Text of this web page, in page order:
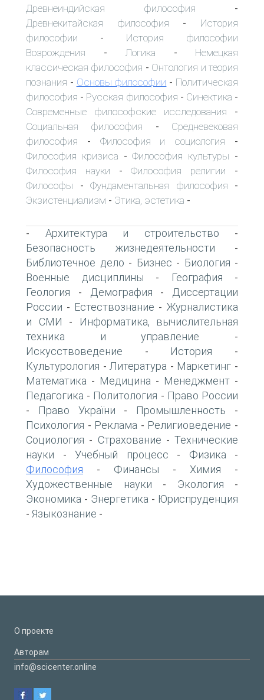
Древнеиндийская философия -
Древнекитайская философия - История
философии - История философии
Возрождения - Логика - Немецкая
классическая философия - Онтология и теория
познания - Основы философии - Политическая
философия - Русская философия - Синектика -
Современные философские исследования -
Социальная философия - Средневековая
философия - Философия и социология -
Философия кризиса -Философия культуры -
Философия науки -Философия религии -
Философы - Фундаментальная философия -
Экзистенциализм - Этика, эстетика -
- Архитектура и строительство -
Безопасность жизнедеятельности -
Библиотечное дело - Бизнес - Биология -
Военные дисциплины - География -
Геология - Демография -
Диссертации
России - Естествознание - Журналистика
и СМИ -
Информатика, вычислительная
техника и управление -
Искусствоведение - История -
Культурология - Литература - Маркетинг -
Математика - Медицина - Менеджмент -
Педагогика - Политология - Право России
- Право України - Промышленность -
Психология - Реклама - Религиоведение -
Социология - Страхование - Технические
науки - Учебный процесс - Физика -
Философия - Финансы - Химия -
Художественные науки - Экология -
Экономика - Энергетика - Юриспруденция
- Языкознание -
О проекте
Авторам
info@scicenter.online